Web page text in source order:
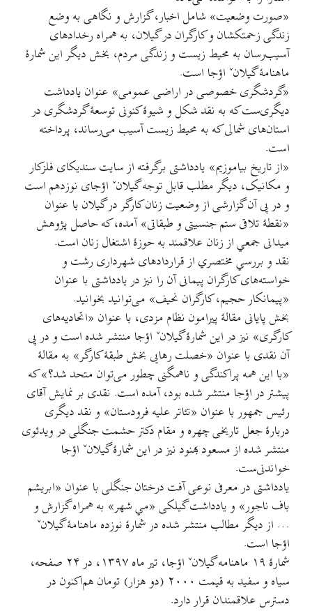
«صورت وضعیت» شامل اخبار، گزارش و نگاهی به وضع
زندگی زحمتکشان و کارگران در گیلان، به همراه رخدادهای
آسیب‌رسان به محیط زیست و زندگی مردم، بخش دیگر این شمارۀ
ماهنامۀ گیلانˇ اؤجا است.
«گردشگری خصوصی در اراضی عمومی» عنوان یادداشت
دیگری‌ست که به نقد شکل و شیوۀ کنونی توسعۀ گردشگری در
استان‌های شمالی که به محیط زیست آسیب می‌رساند، پرداخته
است.
«از تاریخ بیاموزیم» یادداشتی برگرفته از سایت سندیکای فلزکار
و مکانیک، دیگر مطلب قابل توجه گیلانˇ اؤجای نوزدهم است
و در پی آن گزارشی از وضعیت زنان کارگر در گیلان با عنوان
«نقطهٔ تلاقی ستم جنسیتی و طبقاتی» آمده، که حاصل پژوهش
میدانی جمعي از زنان علاقمند به حوزهٔ اشتغال زنان است.
نقد و بررسي مختصري از قراردادهای شهرداری رشت و
خواسته‌های کارگران پیمانی آن را نیز در یادداشتی با عنوان
«پیمانکار حجیم، کارگران نحیف» می‌توانید بخوانید.
بخش پایانی مقالۀ پیرامون نظام مزدی، با عنوان «اتحادیه‌های
کارگری» نیز در این شمارۀ گیلانˇ اؤجا منتشر شده است و در پی
آن نقدی با عنوان «خصلت رهایی بخش طبقۀ کارگر» به مقالۀ
«با این همه پراکندگی و ناهمگنی چطور می‌توان متحد شد؟» که
پیشتر در اؤجا منتشر شده بود، آمده است. نقدی بر نمایش آقای
رئیس جمهور با عنوان «تئاتر علیه فرودستان» و نقد دیگری
دربارۀ جعل تاریخی چهره و مقام دکتر حشمت جنگلی در ویدئوی
منتشر شده از مسعود بهنود نیز در این شمارۀ گیلانˇ اؤجا
خواندنی‌ست.
یادداشتی در معرفی نوعی آفت درختان جنگلی با عنوان «ابریشم
باف ناجور» و یادداشت گیلکی «مي شهر» به همراه گزارش و
… از دیگر مطالب منتشر شده در شمارۀ نوزده ماهنامۀ گیلانˇ
اؤجا است.
شمارۀ ۱۹ ماهنامه گيلانˇ اؤجا، تیر ماه ۱۳۹۷، در ۲۴ صفحه،
سیاه و سفید به قیمت ۲۰۰۰ (دو هزار) تومان هم‌اکنون در
دسترس علاقمندان قرار دارد.